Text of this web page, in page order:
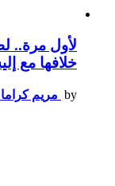
لأول مرة..
خلافها مع
by مريم كراما